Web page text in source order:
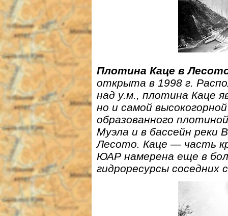
Плотина Каце в
открыта в 1998 г.
над у.м., плотина Каце
но и самой
образованного
Муэла и в бассейн
Лесото. Каце — часть
ЮАР намерена еще в
гидроресурсы соседних